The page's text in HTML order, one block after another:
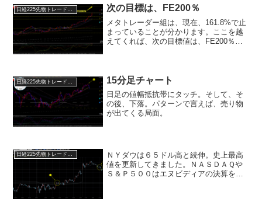
は、米利下げ期待や小売売上高の好調を
受けて買い優勢と...
日経225先物トレード倶楽部 次の目標は、FE200％
メタトレーダー組は、現在、161.8%で止
まっていることが分かります。ここを越
えてくれば、次の目標値は、FE200％と
日経225先物トレード倶楽部 15分足チャート
日足の値幅抵抗帯にタッチ。そして、そ
の後、下落。パターンで言えば、売り物
が出てくる局面。
ＮＹダウは６５ドル高と続伸。史上最高
値を更新してきました。ＮＡＳＤＡＱや
Ｓ＆Ｐ５００はエヌビディアの決算を前